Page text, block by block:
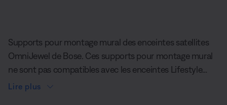
Supports pour montage mural des enceintes satellites
OmniJewel de Bose. Ces supports pour montage mural
ne sont pas compatibles avec les enceintes Lifestyle
Ultra.
Lire plus